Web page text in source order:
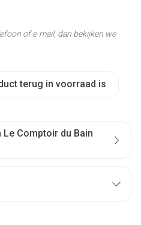
terug in voorraad is
of e-mail, dan bekijken we
Comptoir du Bain